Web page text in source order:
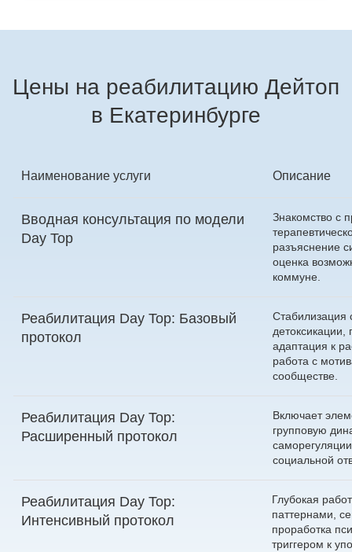
Цены на реабилитацию Дейтоп
в Екатеринбурге
Наименование услуги Описание
Вводная консультация по модели
Day Top
Знакомство с
разъяснение
оценка
коммуне.
Реабилитация Day Top: Базовый
протокол
Стабилизация
адаптация к
работа с
сообществе.
Реабилитация Day Top:
Расширенный протокол
Включает
групповую
социальной
Реабилитация Day Top:
Интенсивный протокол
Глубокая
паттернами,
проработка
триггером к